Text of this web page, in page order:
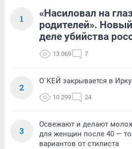
1
«Насиловал на
родителей».
деле убийства
13 069 7
2
О`КЕЙ закрывается в
10 299 24
3
Освежают и делают
для женщин после 40 —
вариантов от стилиста